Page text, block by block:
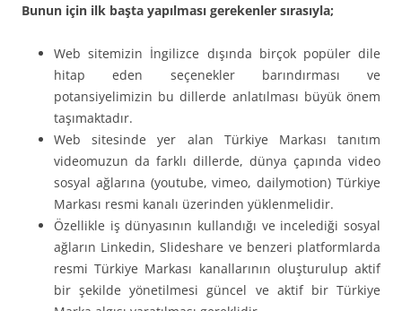
Bunun için ilk başta yapılması gerekenler sırasıyla;
Web sitemizin İngilizce dışında birçok popüler dile
hitap eden seçenekler barındırması ve
potansiyelimizin bu dillerde anlatılması büyük önem
taşımaktadır.
Web sitesinde yer alan Türkiye Markası tanıtım
videomuzun da farklı dillerde, dünya çapında video
sosyal ağlarına (youtube, vimeo, dailymotion) Türkiye
Markası resmi kanalı üzerinden yüklenmelidir.
Özellikle iş dünyasının kullandığı ve incelediği sosyal
ağların Linkedin, Slideshare ve benzeri platformlarda
resmi Türkiye Markası kanallarının oluşturulup aktif
bir şekilde yönetilmesi güncel ve aktif bir Türkiye